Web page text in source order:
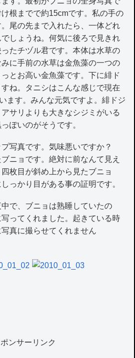
根までで約15cmです。私の手の
尾の先まで入れたら、一体どれ
しょうね。何気に後ろで見きれ
たチヅル君です。本体は水草の
に手前の水草は金魚藻の一つの
とお高い金魚藻です。下に緋ド
ね。タニシはこんな感じで現在
ます。みんな元気ですよ。緋ドジ
サリよりも大きなシジミがいる
ぽいのがそうです。
写真です。気味悪いですか？
ニョです。絶対に前なんて見え
枚目が斜め上から見たブニョ
っかり目がある事の証明です。
で、ブニョは熟睡していたの
ってくれました。起きている時
真に撮らせてくれません
ンサーリンク